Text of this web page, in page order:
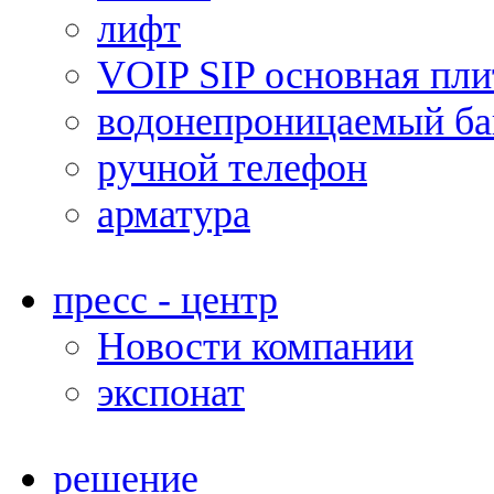
лифт
VOIP SIP основная
водонепроницаемый
ручной телефон
арматура
пресс - центр
Новости компании
экспонат
решение